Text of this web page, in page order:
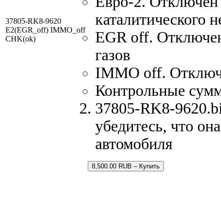
37805-RK8-9620
E2(EGR_off) IMMO_off
CHK(ok)
каталитического
EGR off.
газов
IMMO off.
Контрольные
37805-RK8-
убедитесь, что
автомобиля
8,500.00 RUB – Купить